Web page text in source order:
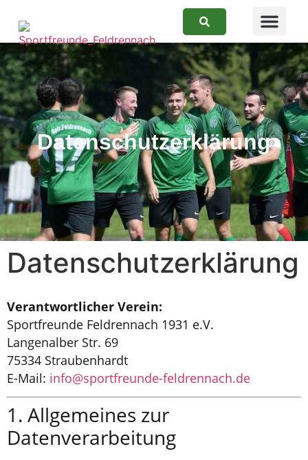
Suchen
Datenschutzerklärung
Datenschutzerklärung
Verantwortlicher Verein:
Sportfreunde Feldrennach 1931 e.V.
Langenalber Str. 69
75334 Straubenhardt
E-Mail: info@sportfreunde-feldrennach.de
1. Allgemeines zur
Datenverarbeitung